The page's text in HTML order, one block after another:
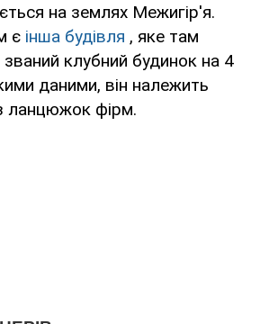
на землях Межигір'я.
є інша будівля , яке там
клубний будинок на 4
даними, він належить
ланцюжок фірм.